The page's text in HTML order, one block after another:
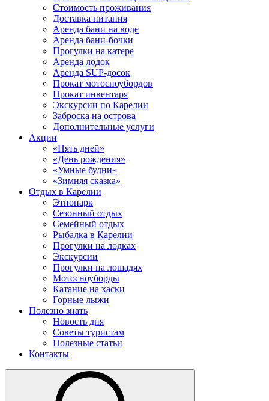
Стоимость проживания
Доставка питания
Аренда бани на воде
Аренда бани-бочки
Прогулки на катере
Аренда лодок
Аренда SUP-досок
Прокат мотосноубордов
Прокат инвентаря
Экскурсии по Карелии
Заброска на острова
Дополнительные услуги
Акции
«Пять дней»
«День рождения»
«Умные будни»
«Зимняя сказка»
Отдых в Карелии
Этнопарк
Сезонный отдых
Семейный отдых
Рыбалка в Карелии
Прогулки на лодках
Экскурсии
Прогулки на лошадях
Мотосноуборды
Катание на хаски
Горные лыжи
Полезно знать
Новость дня
Советы туристам
Полезные статьи
Контакты